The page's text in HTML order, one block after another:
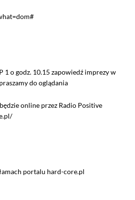
1 o godz. 10.15 zapowiedź imprezy w
do oglądania
online przez Radio Positive
portalu hard-core.pl